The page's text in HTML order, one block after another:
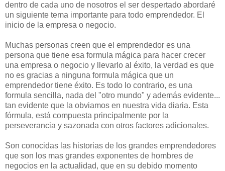
dentro de cada uno de nosotros el ser despertado abordaré
un siguiente tema importante para todo emprendedor. El
inicio de la empresa o negocio.
Muchas personas creen que el emprendedor es una
persona que tiene esa formula mágica para hacer crecer
una empresa o negocio y llevarlo al éxito, la verdad es que
no es gracias a ninguna formula mágica que un
emprendedor tiene éxito. Es todo lo contrario, es una
formula sencilla, nada del "otro mundo" y además evidente...
tan evidente que la obviamos en nuestra vida diaria. Esta
fórmula, está compuesta principalmente por la
perseverancia y sazonada con otros factores adicionales.
Son conocidas las historias de los grandes emprendedores
que son los mas grandes exponentes de hombres de
negocios en la actualidad, que en su debido momento